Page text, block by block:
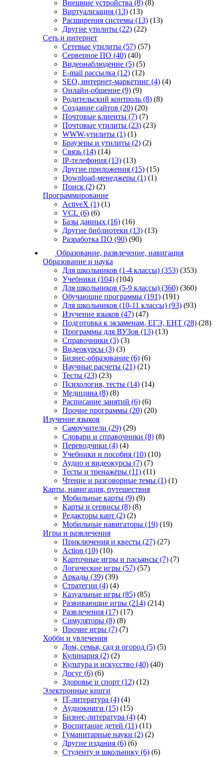
Внешние устройства (8) (8)
Виртуализация (13) (13)
Расширения системы (13) (13)
Другие утилиты (22) (22)
Сеть и интернет
Сетевые утилиты (57) (57)
Серверное ПО (40) (40)
Видеонаблюдение (5) (5)
E-mail рассылка (12) (12)
SEO, интернет-маркетинг (4) (4)
Онлайн-общение (9) (9)
Родительский контроль (8) (8)
Создание сайтов (20) (20)
Почтовые клиенты (7) (7)
Почтовые утилиты (23) (23)
WWW-утилиты (1) (1)
Браузеры и утилиты (2) (2)
Связь (14) (14)
IP-телефония (13) (13)
Другие приложения (15) (15)
Download-менеджеры (1) (1)
Поиск (2) (2)
Программирование
ActiveX (1) (1)
VCL (6) (6)
Базы данных (16) (16)
Другие библиотеки (13) (13)
Разработка ПО (90) (90)
Образование, развлечение, навигация
Образование и наука
Для школьников (1-4 классы) (353) (353)
Учебники (104) (104)
Для школьников (5-9 классы) (360) (360)
Обучающие программы (191) (191)
Для школьников (10-11 классы) (93) (93)
Изучение языков (47) (47)
Подготовка к экзаменам, ЕГЭ, ЕНТ (28) (28)
Программы для ВУЗов (13) (13)
Справочники (3) (3)
Видеокурсы (3) (3)
Бизнес-образование (6) (6)
Научные расчеты (21) (21)
Тесты (23) (23)
Психология, тесты (14) (14)
Медицина (8) (8)
Расписание занятий (6) (6)
Прочие программы (20) (20)
Изучение языков
Самоучители (29) (29)
Словари и справочники (8) (8)
Переводчики (4) (4)
Учебники и пособия (10) (10)
Аудио и видеокурсы (7) (7)
Тесты и тренажёры (11) (11)
Чтение и разговорные темы (1) (1)
Карты, навигация, путешествия
Мобильные карты (9) (9)
Карты и сервисы (8) (8)
Редакторы карт (2) (2)
Мобильные навигаторы (19) (19)
Игры и развлечения
Приключения и квесты (27) (27)
Action (10) (10)
Карточные игры и пасьянсы (7) (7)
Логические игры (57) (57)
Аркады (39) (39)
Стратегии (4) (4)
Казуальные игры (85) (85)
Развивающие игры (214) (214)
Развлечения (17) (17)
Симуляторы (8) (8)
Прочие игры (7) (7)
Хобби и увлечения
Дом, семья, сад и огород (5) (5)
Кулинария (2) (2)
Культура и искусство (40) (40)
Досуг (6) (6)
Здоровье и спорт (12) (12)
Электронные книги
IT-литература (4) (4)
Аудиокниги (15) (15)
Бизнес-литература (4) (4)
Воспитание детей (11) (11)
Гуманитарные науки (2) (2)
Другие издания (6) (6)
Студенту и школьнику (6) (6)